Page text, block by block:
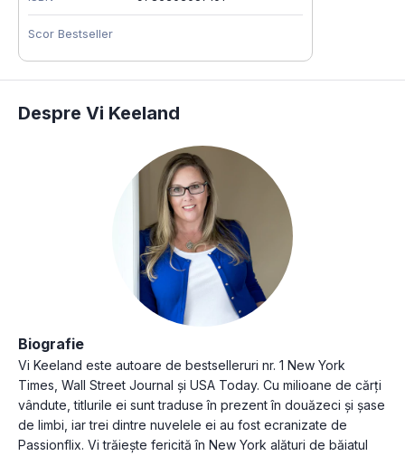
Scor Bestseller
Despre Vi Keeland
Biografie
Vi Keeland este autoare de bestselleruri nr. 1 New York
Times, Wall Street Journal și USA Today. Cu milioane de cărți
vândute, titlurile ei sunt traduse în prezent în douăzeci și șase
de limbi, iar trei dintre nuvelele ei au fost ecranizate de
Passionflix. Vi trăiește fericită în New York alături de băiatul